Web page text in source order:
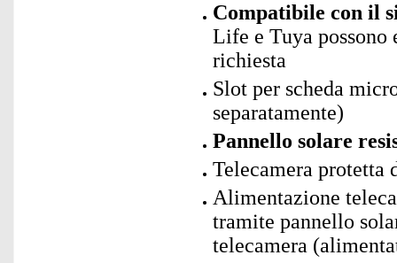
Compatibile con il
Life e Tuya possono
richiesta
Slot per scheda
separatamente)
Pannello solare
Telecamera protetta
Alimentazione
tramite pannello
telecamera